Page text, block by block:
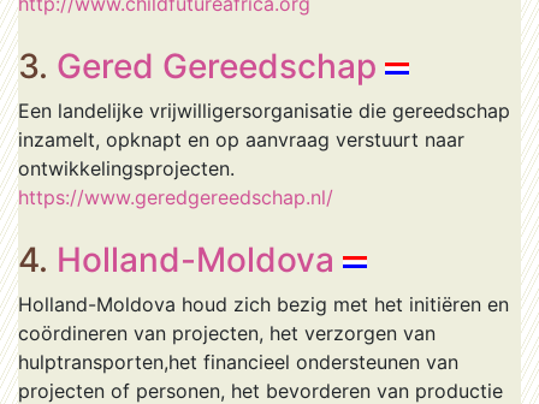
3. Gered Gereedschap
Een landelijke vrijwilligersorganisatie die gereedschap
inzamelt, opknapt en op aanvraag verstuurt naar
ontwikkelingsprojecten.
https://www.geredgereedschap.nl/
4. Holland-Moldova
Holland-Moldova houd zich bezig met het initiëren en
coördineren van projecten, het verzorgen van
hulptransporten,het financieel ondersteunen van
projecten of personen, het bevorderen van productie